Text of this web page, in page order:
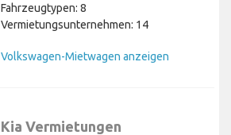
Fahrzeugtypen: 8
Vermietungsunternehmen: 14
Volkswagen-Mietwagen anzeigen
Kia Vermietungen